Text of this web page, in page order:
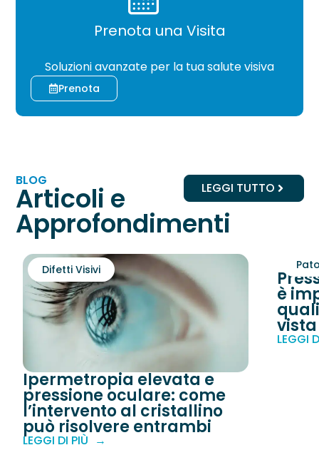
Prenota una Visita
Soluzioni avanzate per la tua salute visiva
Prenota
BLOG
Articoli e
Approfondimenti
LEGGI TUTTO
Ipermetropia elevata e
pressione oculare: come
l’intervento al cristallino
può risolvere entrambi
Difetti Visivi
LEGGI DI PIÙ
è
vista
LEGGI